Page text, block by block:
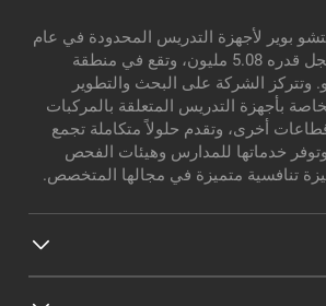
بوير لأجهزة التدريس المحدودة في عام
2018 برأس مال مسجل قدره 5.08 مليون، وتقع في منطقة
وتتركز الشركة على البحث والتطوير
بأجهزة التدريس المتعلقة بالمركبات
أخرى، وتقدم حلولاً متكاملة تجمع
وتوفر خدماتها للمدارس وهيئات الفحص
تنافسية متميزة في مجالها المتخصص.